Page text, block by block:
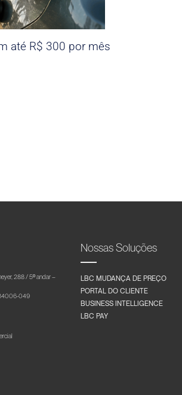
até R$ 300 por mês
288 / 5º andar –
049
Nossas Soluções
LBC MUDANÇA DE PREÇO
PORTAL DO CLIENTE
BUSINESS INTELLIGENCE
LBC PAY